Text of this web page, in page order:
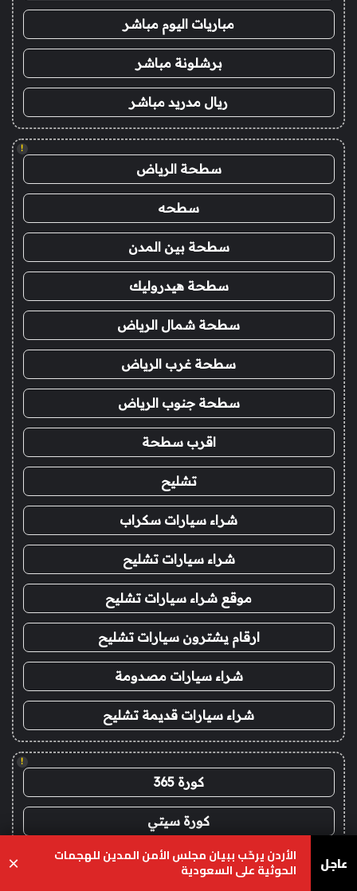
مباريات اليوم مباشر
برشلونة مباشر
ريال مدريد مباشر
!
سطحة الرياض
سطحه
سطحة بين المدن
سطحة هيدروليك
سطحة شمال الرياض
سطحة غرب الرياض
سطحة جنوب الرياض
اقرب سطحة
تشليح
شراء سيارات سكراب
شراء سيارات تشليح
موقع شراء سيارات تشليح
ارقام يشترون سيارات تشليح
شراء سيارات مصدومة
شراء سيارات قديمة تشليح
!
كورة 365
كورة سيتي
جول العرب goalarab عاجل الأردن يرحّب ببيان مجلس الأمن المدين للهجمات
الحوثية على السعودية ×